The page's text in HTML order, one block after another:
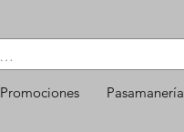
Promociones Pasamanería